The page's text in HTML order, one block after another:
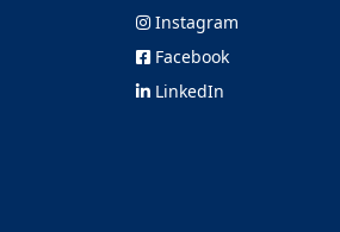
Instagram
Facebook
LinkedIn